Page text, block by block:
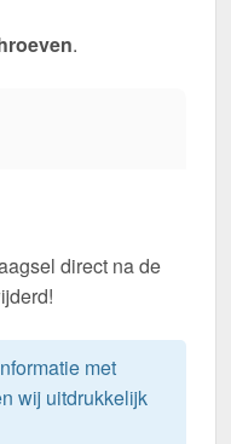
.
direct na de
met
wij uitdrukkelijk